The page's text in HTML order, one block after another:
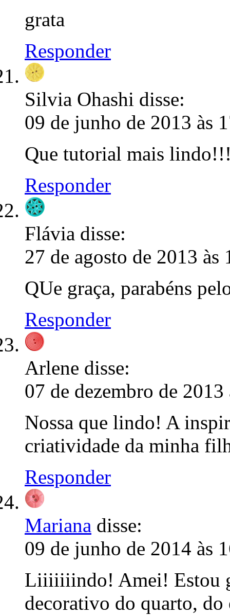
grata
Responder
Silvia Ohashi disse:
09 de junho de 2013 às
Que tutorial mais
Responder
Flávia disse:
27 de agosto de 2013 às
QUe graça, parabéns
Responder
Arlene disse:
07 de dezembro de 2013
Nossa que lindo! A
criatividade da minha
Responder
Mariana disse:
09 de junho de 2014 às
Liiiiiiindo! Amei! Estou
decorativo do quarto, do